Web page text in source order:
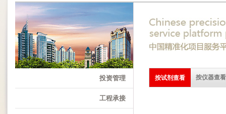
投资管理
工程承接
按试剂查看 按仪器查看